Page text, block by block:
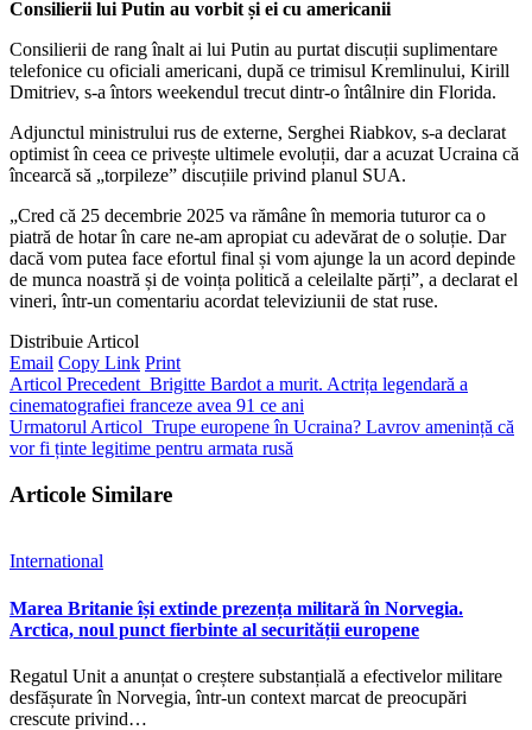
Consilierii lui Putin au vorbit și ei cu americanii
Consilierii de rang înalt ai lui Putin au purtat discuții suplimentare
telefonice cu oficiali americani, după ce trimisul Kremlinului, Kirill
Dmitriev, s-a întors weekendul trecut dintr-o întâlnire din Florida.
Adjunctul ministrului rus de externe, Serghei Riabkov, s-a declarat
optimist în ceea ce privește ultimele evoluții, dar a acuzat Ucraina că
încearcă să „torpileze” discuțiile privind planul SUA.
„Cred că 25 decembrie 2025 va rămâne în memoria tuturor ca o
piatră de hotar în care ne-am apropiat cu adevărat de o soluție. Dar
dacă vom putea face efortul final și vom ajunge la un acord depinde
de munca noastră și de voința politică a celeilalte părți”, a declarat el
vineri, într-un comentariu acordat televiziunii de stat ruse.
Distribuie Articol
Email Copy Link Print
Articol Precedent Brigitte Bardot a murit. Actrița legendară a
cinematografiei franceze avea 91 ce ani
Urmatorul Articol Trupe europene în Ucraina? Lavrov amenință că
vor fi ținte legitime pentru armata rusă
Articole Similare
International
Marea Britanie își extinde prezența militară în Norvegia.
Arctica, noul punct fierbinte al securității europene
Regatul Unit a anunțat o creștere substanțială a efectivelor militare
desfășurate în Norvegia, într-un context marcat de preocupări
crescute privind…